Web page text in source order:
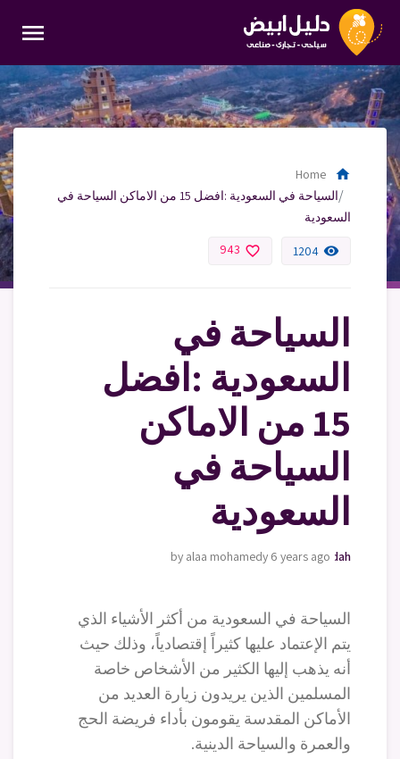
menu
home
Home
السياحة في السعودية :افضل 15 من الاماكن السياحة في
السعودية
remove_red_eye
1204
favorite_border
943
السياحة في
السعودية :افضل
15 من الاماكن
السياحة في
السعودية
moving-furniture-jeddah
by alaa mohamedy 6 years ago
السياحة في السعودية من أكثر الأشياء الذي
يتم الإعتماد عليها كثيراً إقتصادياً، وذلك حيث
أنه يذهب إليها الكثير من الأشخاص خاصة
المسلمين الذين يريدون زيارة العديد من
الأماكن المقدسة يقومون بأداء فريضة الحج
والعمرة والسياحة الدينية.